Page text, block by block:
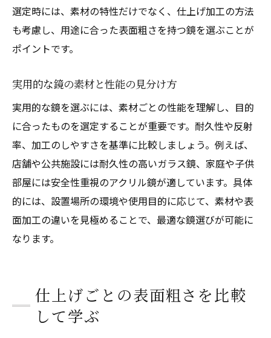
選定時には、素材の特性だけでなく、仕上げ加工の方法
も考慮し、用途に合った表面粗さを持つ鏡を選ぶことが
ポイントです。
実用的な鏡の素材と性能の見分け方
実用的な鏡を選ぶには、素材ごとの性能を理解し、目的
に合ったものを選定することが重要です。耐久性や反射
率、加工のしやすさを基準に比較しましょう。例えば、
店舗や公共施設には耐久性の高いガラス鏡、家庭や子供
部屋には安全性重視のアクリル鏡が適しています。具体
的には、設置場所の環境や使用目的に応じて、素材や表
面加工の違いを見極めることで、最適な鏡選びが可能に
なります。
仕上げごとの表面粗さを比較
して学ぶ